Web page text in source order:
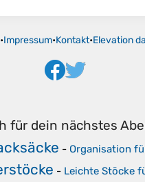
•Impressum•Kontakt•Elevation
für dein nächstes
- Organisation
- Leichte Stöcke